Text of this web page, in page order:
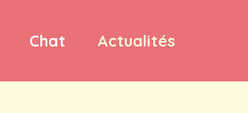
Chat Actualités